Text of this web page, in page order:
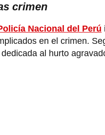
crimen
Nacional del Perú
en el crimen.
dedicada al hurto